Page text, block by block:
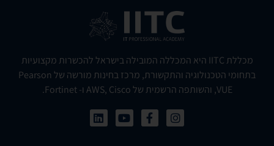
מכללת IITC היא המכללה המובילה בישראל להכשרות מקצועיות
בתחומי הטכנולוגיה והתקשורת, מרכז בחינות מורשה של Pearson
VUE, והשותפה הרשמית של AWS, Cisco ו- Fortinet.